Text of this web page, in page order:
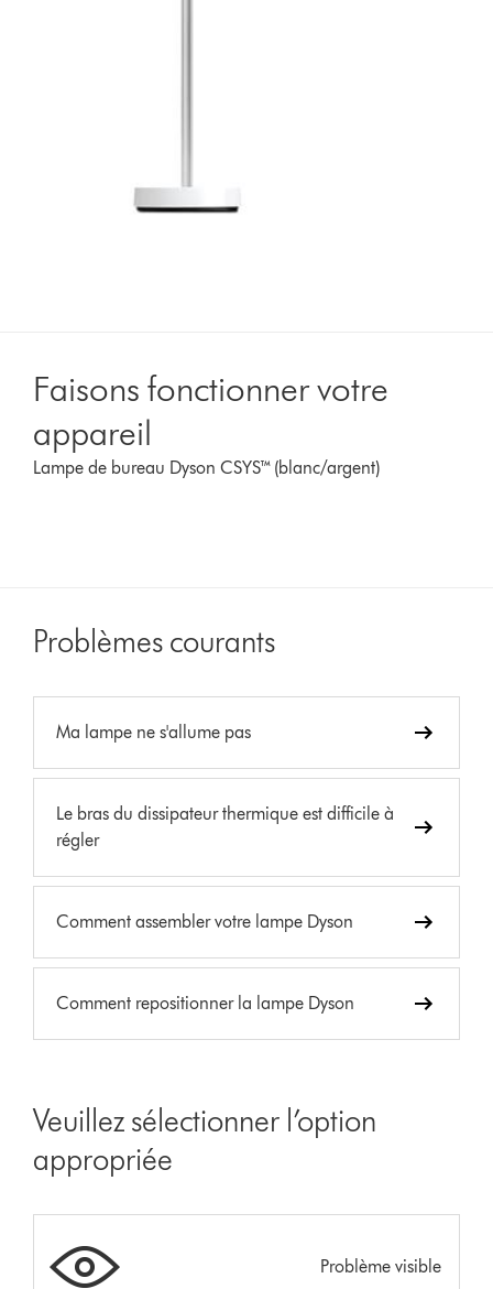
Faisons fonctionner votre
appareil
Lampe de bureau Dyson CSYS™ (blanc/argent)
Problèmes courants
Ma lampe ne s'allume pas
Le bras du dissipateur thermique est difficile à
régler
Comment assembler votre lampe Dyson
Comment repositionner la lampe Dyson
Veuillez sélectionner l’option
appropriée
Problème visible